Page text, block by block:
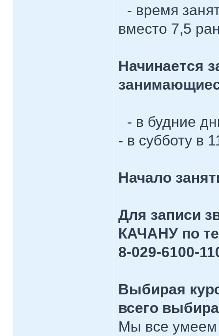
- время
вместо 7,5
Начинается
- в будние
- в субботу в
Начало
Для записи
КАЧАНУ по
8-029-6100-
Выбирая
всего
Мы все умеем